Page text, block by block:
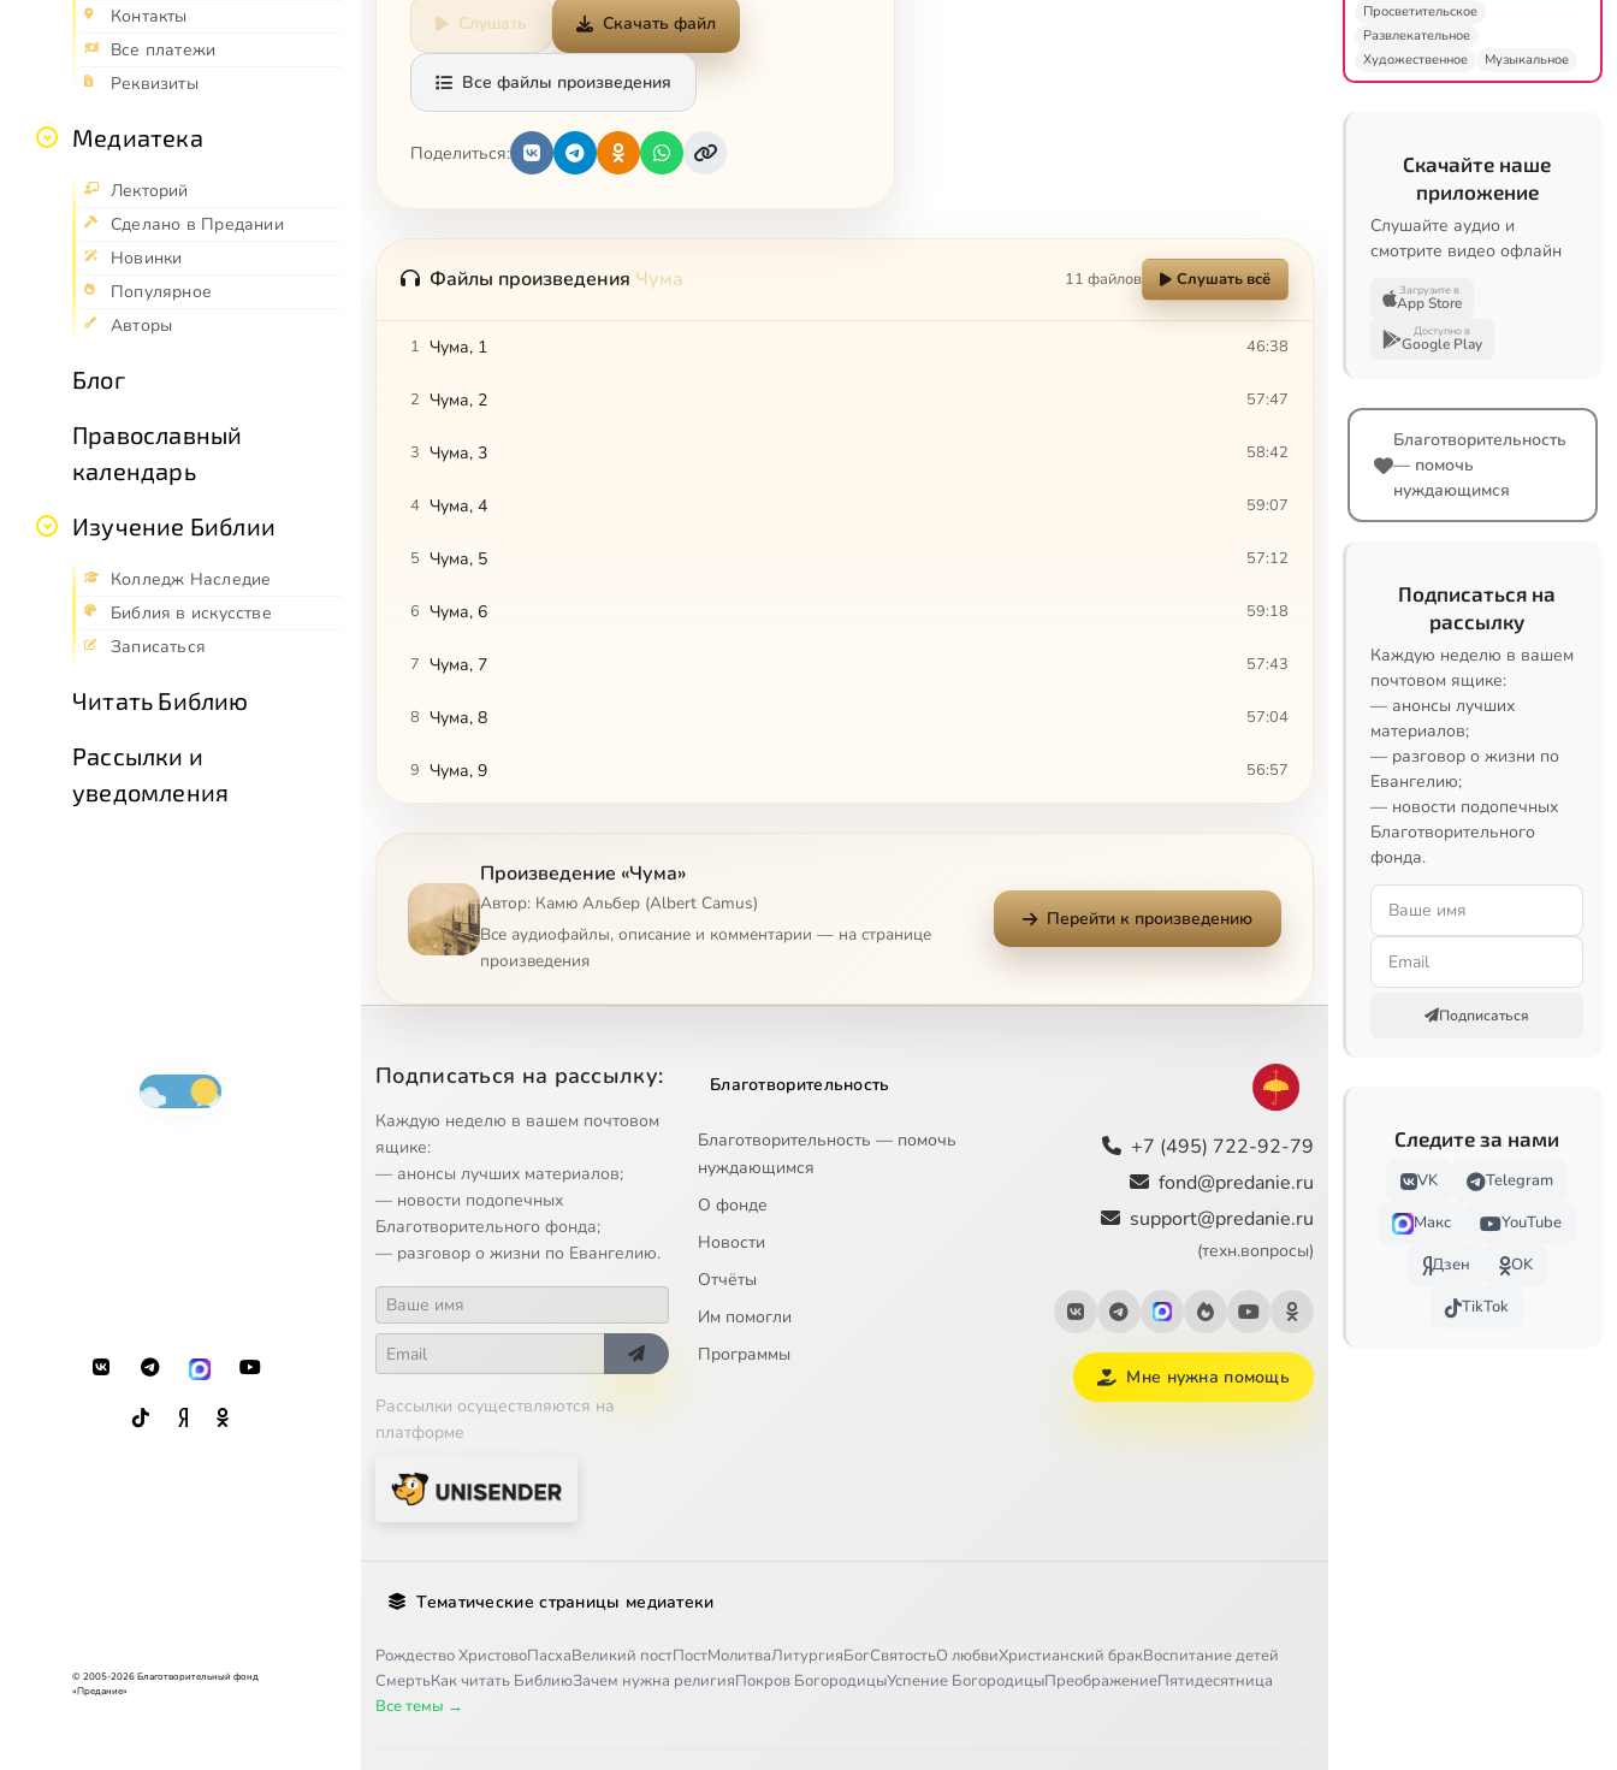
Контакты
Все платежи
Реквизиты
Медиатека
Лекторий
Сделано в Предании
Новинки
Популярное
Авторы
Блог
Православный
календарь
Изучение Библии
Колледж Наследие
Библия в искусстве
Записаться
Читать Библию
Рассылки и
уведомления
© 2005-2026 Благотворительный фонд
«Предание»
Слушать Скачать файл
Все файлы произведения
Поделиться:
Файлы произведения Чума 11 файлов Слушать всё
1 Чума, 1 46:38
2 Чума, 2 57:47
3 Чума, 3 58:42
4 Чума, 4 59:07
5 Чума, 5 57:12
6 Чума, 6 59:18
7 Чума, 7 57:43
8 Чума, 8 57:04
9 Чума, 9 56:57
Чума, 11Произведение «Чума»
Автор: Камю Альбер (Albert Camus)
Все аудиофайлы, описание и комментарии — на странице
произведения
Перейти к произведению
Подписаться на рассылку:
Каждую неделю в вашем почтовом
ящике:
— анонсы лучших материалов;
— новости подопечных
Благотворительного фонда;
— разговор о жизни по Евангелию.
Рассылки осуществляются на
платформе
Благотворительность
Благотворительность — помочь
нуждающимся
О фонде
Новости
Отчёты
Им помогли
Программы
+7 (495) 722-92-79
fond@predanie.ru
support@predanie.ru
(техн.вопросы)
Мне нужна помощь
Тематические страницы медиатеки
Рождество ХристовоПасхаВеликий постПостМолитваЛитургияБогСвятостьО любвиХристианский бракВоспитание детей
СмертьКак читать БиблиюЗачем нужна религияПокров БогородицыУспение БогородицыПреображениеПятидесятница
Все темы →
Просветительское
Развлекательное
Художественное
Музыкальное
Скачайте наше
приложение
Слушайте аудио и
смотрите видео офлайн
Загрузите в
App Store
Доступно в
Google Play
Благотворительность
— помочь
нуждающимся
Подписаться на
рассылку
Каждую неделю в вашем
почтовом ящике:
— анонсы лучших
материалов;
— разговор о жизни по
Евангелию;
— новости подопечных
Благотворительного
фонда.
Подписаться
Следите за нами
VK
Telegram
Макс
YouTube
Дзен
OK
TikTok